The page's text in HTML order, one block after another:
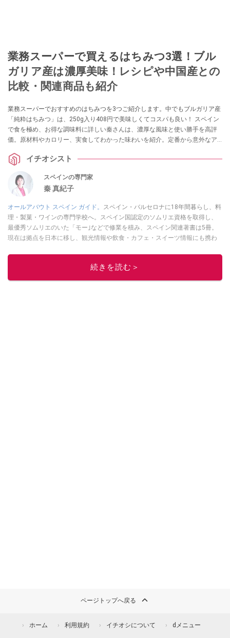
業務スーパーで買えるはちみつ3選！ブル
ガリア産は濃厚美味！レシピや中国産との
比較・関連商品も紹介
業務スーパーでおすすめのはちみつを3つご紹介します。中でもブルガリア産
「純粋はちみつ」は、250g入り408円で美味しくてコスパも良い！ スペイン
で食を極め、お得な調味料に詳しい秦さんは、濃厚な風味と使い勝手を高評
価。原材料やカロリー、実食してわかった味わいを紹介。定番から意外なア
イチオシスト
スペインの専門家
秦 真紀子
オールアバウト スペイン ガイド。 スペイン・バルセロナに18年間暮らし、料
理・製菓・ワインの専門学校へ。スペイン国認定のソムリエ資格を取得し、
最優秀ソムリエのいた「モー｣などで修業を積み、スペイン関連著書は5冊。
現在は拠点を日本に移し、観光情報や飲食・カフェ・スイーツ情報にも携わ
ーツ販売チェーンのおすすめ商品情報も発信。
17州おいしい旅』（‎産業編集センター刊）ほか。
ガイドや、飲食関連の方の視察旅行のコーディネートやガイド、スペインの
続きを読む＞
ページトップへ戻る
ホーム 利用規約 イチオシについて dメニュー